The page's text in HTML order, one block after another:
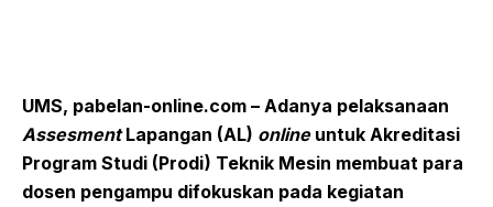
UMS, pabelan-online.com – Adanya pelaksanaan
AssesmentLapangan (AL) onlineuntuk Akreditasi
Program Studi (Prodi) Teknik Mesin membuat para
dosen pengampu difokuskan pada kegiatan